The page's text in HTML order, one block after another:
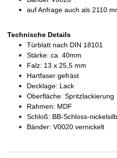
auf Anfrage auch als 2110
Technische Details
Türblatt nach DIN 18101
Stärke: ca. 40mm
Falz: 13 x 25,5 mm
Hartfaser gefräst
Decklage: Lack
Oberfläche: Spritzlackierung
Rahmen: MDF
Schloß: BB-Schloss-
Bänder: V0020 vernickelt